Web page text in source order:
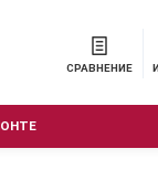
СРАВНЕНИЕ